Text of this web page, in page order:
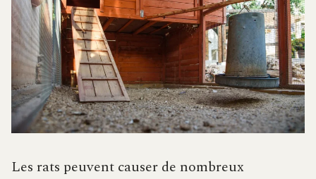
Les rats peuvent causer de nombreux